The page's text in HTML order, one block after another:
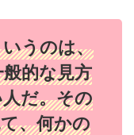
うのは、
的な見方
だ。その
、何かの